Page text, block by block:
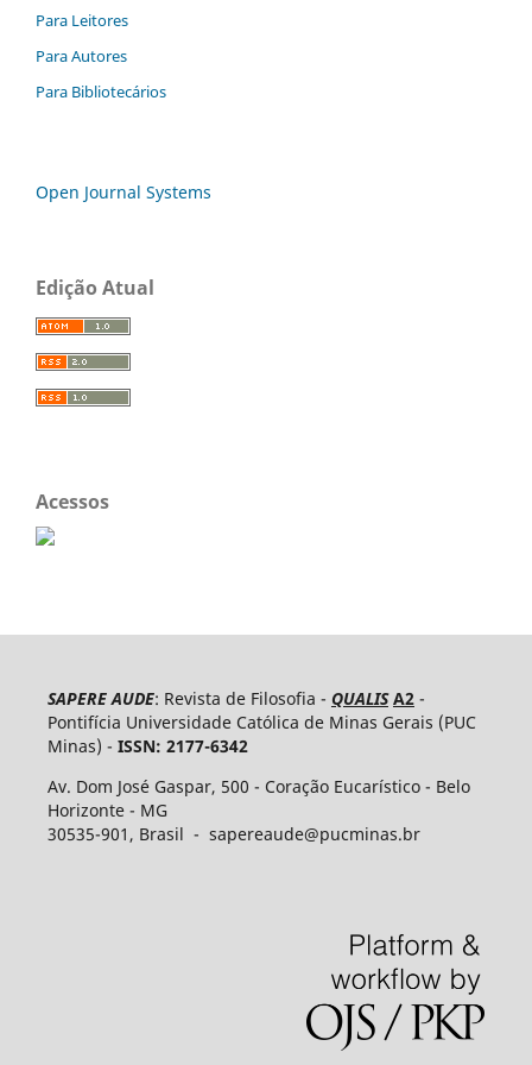
Para Leitores
Para Autores
Para Bibliotecários
Open Journal Systems
Edição Atual
Acessos
SAPERE AUDE: Revista de Filosofia - QUALIS A2-
Pontifícia Universidade Católica de Minas Gerais (PUC
Minas) - ISSN: 2177-6342
Av. Dom José Gaspar, 500 - Coração Eucarístico - Belo
Horizonte - MG
30535-​901, Brasil - sapereaude@pucminas.br